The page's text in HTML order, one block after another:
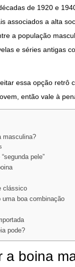
de 1920 e
associados a alta
a população
e séries antigas
essa opção retrô
então vale à
masculina?
pele”
clássico
uma boa combinação
pode?
a boina